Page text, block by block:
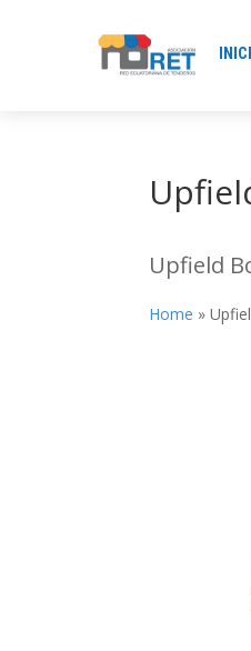
Upfield
Home »